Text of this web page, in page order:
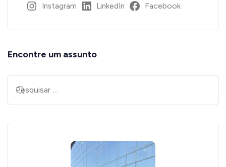
Instagram LinkedIn Facebook
Encontre um assunto